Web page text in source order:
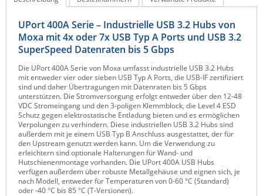
Poynting
Raritan
Riello UPS
Server Technology
Siretta
SIRIO Antenne
Sunbird
Tactical Software
TEKTELIC
UPort 400A Serie – Industrielle USB 3.2 Hubs von
Moxa mit 4x oder 7x USB Typ A Ports und USB 3.2
SuperSpeed Datenraten bis 5 Gbps
Die UPort 400A Serie von Moxa umfasst industrielle USB 3.2 Hubs
mit entweder vier oder sieben USB Typ A Ports, die USB-IF zertifiziert
sind und daher Übertragungen mit Datenraten bis 5 Gbps
unterstützen. Die Stromversorgung erfolgt entweder über den 12-48
VDC Stromeingang und den 3-poligen Klemmblock, die Level 4 ESD
Schutz gegen elektrostatische Entladung bieten und es ermöglichen
Verpolungen zu verhindern. Diese industriellen USB 3.2 Hubs sind
außerdem mit je einem USB Typ B Anschluss ausgestattet, der für
den Upstream genutzt werden kann. Um die Verwendung zu
erleichtern sind optionale Halterungen für Wand- und
Hutschienenmontage vorhanden. Die UPort 400A USB Hubs
verfügen außerdem über robuste Metallgehäuse und eignen sich, je
nach Modell, entweder für Temperaturen von 0-60 °C (Standard)
oder -40 °C bis 85 °C (T-Versionen).